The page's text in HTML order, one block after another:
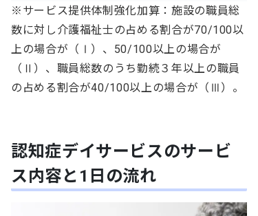
※サービス提供体制強化加算：施設の職員総
数に対し介護福祉士の占める割合が70/100以
上の場合が（Ⅰ）、50/100以上の場合が
（Ⅱ）、職員総数のうち勤続３年以上の職員
の占める割合が40/100以上の場合が（Ⅲ）。
認知症デイサービスのサービ
ス内容と1日の流れ